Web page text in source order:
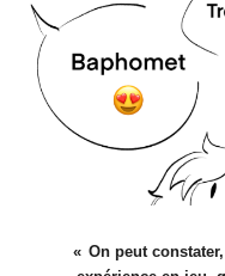
On peut